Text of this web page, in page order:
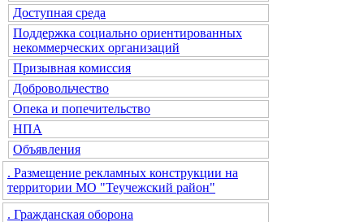
Доступная среда
Поддержка социально ориентированных
некоммерческих организаций
Призывная комиссия
Добровольчество
Опека и попечительство
НПА
Объявления
. Размещение рекламных конструкции на
территории МО "Теучежский район"
. Гражданская оборона